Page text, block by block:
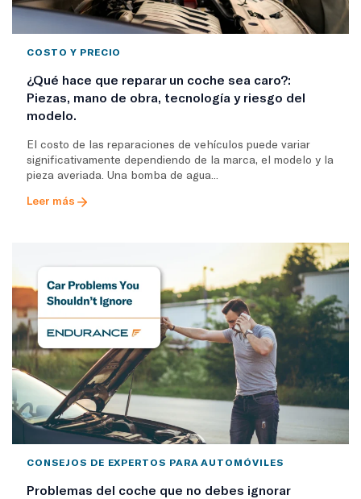
COSTO Y PRECIO
¿Qué hace que reparar un coche sea caro?:
Piezas, mano de obra, tecnología y riesgo del
modelo.
El costo de las reparaciones de vehículos puede variar
significativamente dependiendo de la marca, el modelo y la
pieza averiada. Una bomba de agua...
Leer más
CONSEJOS DE EXPERTOS PARA AUTOMÓVILES
Problemas del coche que no debes ignorar